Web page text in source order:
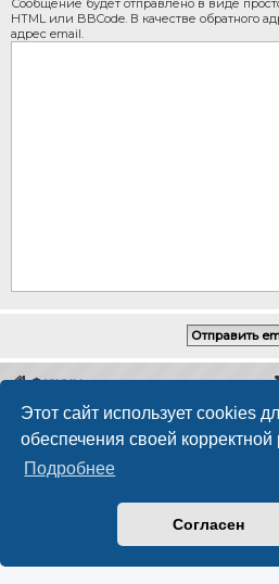
Этот сайт использует cookies
обеспечения своей корректной
Подробнее
Согласен
Сообщение будет отправлено в виде
HTML или BBCode. В качестве обратного
адрес email.
Форумы
Создано на основеphpBB® Forum
Русская